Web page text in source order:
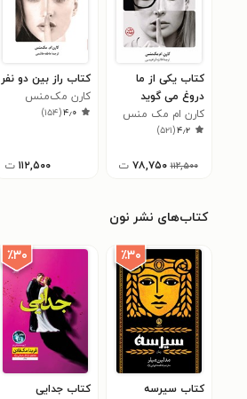
کتاب یکی از ما
دروغ می گوید
کارن ام مک منس
۴٫۲(۵۲۱)
۱۱۲,۵۰۰ ۷۸,۷۵۰ ت
کتاب راز بین دو نفر
کارن مک‌منس
۴٫۰(۱۵۴)
۱۱۲,۵۰۰ ت
کتاب‌های نشر نون
٪۳۰
کتاب سیرسه
٪۳۰
کتاب جدایی